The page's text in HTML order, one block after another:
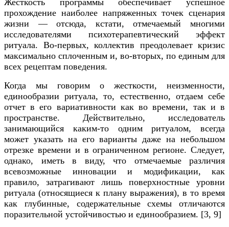
прохождение наиболее напряженных точек сценария
жизни — отсюда, кстати, отмечаемый многими
исследователями психотерапевтический эффект
ритуала. Во-первых, коллектив преодолевает кризис
максимально сплоченным и, во-вторых, по единым для
всех рецептам поведения.
Когда мы говорим о жесткости, неизменности,
единообразии ритуала, то, естественно, отдаем себе
отчет в его вариативности как во времени, так и в
пространстве. Действительно, исследователь
занимающийся каким-то одним ритуалом, всегда
может указать на его варианты даже на небольшом
отрезке времени и в ограниченном регионе. Следует,
однако, иметь в виду, что отмечаемые различия
всевозможные инновации и модификации, как
правило, затрагивают лишь поверхностные уровни
ритуала (относящиеся к плану выражения), в то время
как глубинные, содержательные схемы отличаются
поразительной устойчивостью и единообразием. [3, 9]